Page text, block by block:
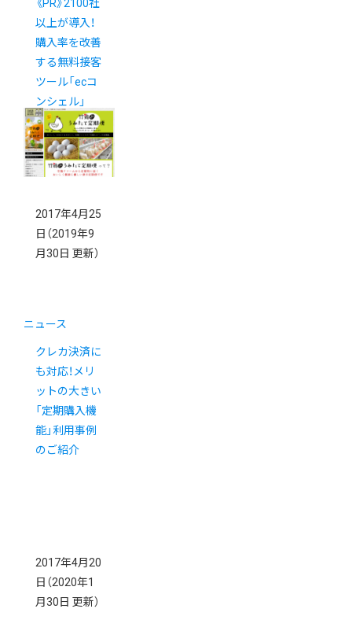
《PR》2100社
以上が導入！
購入率を改善
する無料接客
ツール「ecコ
ンシェル」
2017年4月25
日 （2019年9
月30日 更新）
ニュース
クレカ決済に
も対応！メリ
ットの大きい
「定期購入機
能」利用事例
のご紹介
2017年4月20
日 （2020年1
月30日 更新）